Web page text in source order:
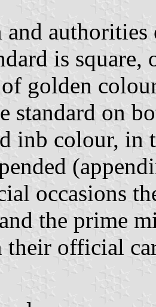
authorities
is
golden
standard on
inb colour, in
occasions
the prime
their official